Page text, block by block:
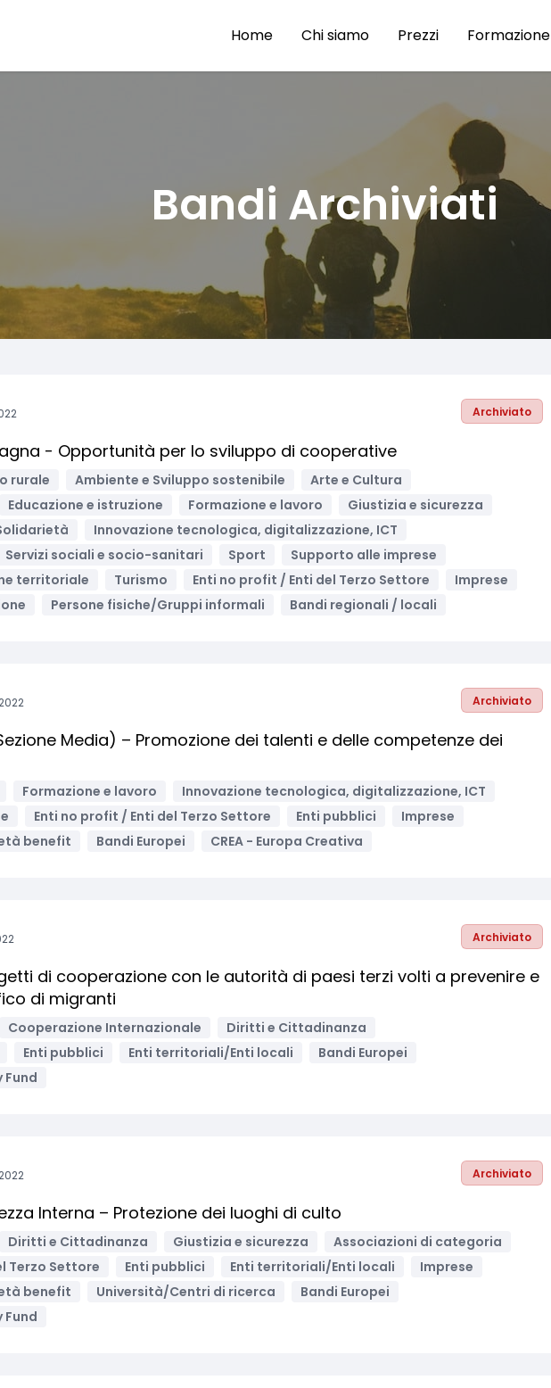
Home Chi siamo Prezzi Formazione
Bandi Archiviati
Archiviato
- Opportunità per lo sviluppo di cooperative
rurale Ambiente e Sviluppo sostenibile
Arte e Cultura
Educazione e istruzione Formazione e lavoro
Giustizia e sicurezza
Innovazione tecnologica, digitalizzazione, ICT
Servizi sociali e socio-sanitari Sport
Supporto alle imprese
territoriale
Turismo Enti no profit / Enti del Terzo Settore
Imprese
Persone fisiche/Gruppi informali Bandi regionali / locali
Archiviato
Media) – Promozione dei talenti e delle competenze dei
Formazione e lavoro
Innovazione tecnologica, digitalizzazione, ICT
Enti no profit / Enti del Terzo Settore Enti pubblici
Imprese
benefit
Bandi Europei CREA - Europa Creativa
Archiviato
di cooperazione con le autorità di paesi terzi volti a prevenire e
di migranti
Cooperazione Internazionale
Diritti e Cittadinanza
Enti pubblici Enti territoriali/Enti locali
Bandi Europei
Fund
Archiviato
Interna – Protezione dei luoghi di culto
Diritti e Cittadinanza Giustizia e sicurezza
Associazioni di categoria
Terzo Settore
Enti pubblici Enti territoriali/Enti locali
Imprese
benefit
Università/Centri di ricerca
Bandi Europei
Fund